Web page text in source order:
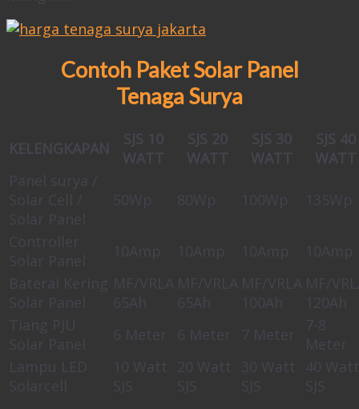
Contoh Paket Solar Panel
Tenaga Surya
KELENGKAPAN
SJS 10
WATT
SJS 20
WATT
SJS 30
WATT
SJS 40
WATT
Panel surya /
Solar Cell /
Solar Panel
50Wp 80Wp 100Wp 135Wp
Controller
Solar Panel
10Amp 10Amp 10Amp
10Amp
Baterai Kering
Solar Panel
MF/VRLA
65Ah
MF/VRLA
65Ah
MF/VRLA
100Ah
MF/
120Ah
Tiang PJU
Solar Panel
6 Meter 6 Meter 7 Meter
7-8
Meter
Lampu LED
Solarcell
10 Watt
SJS
20 Watt
SJS
30 Watt
SJS
40 Watt
SJS